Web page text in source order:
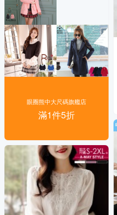
眼圈熊中大尺碼旗艦店
滿1件5折